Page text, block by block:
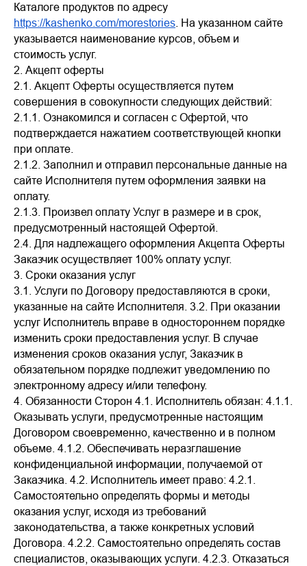
Каталоге продуктов по адресу
https://kashenko.com/morestories . На указанном сайте
указывается наименование курсов, объем и
стоимость услуг.
2. Акцепт оферты
2.1. Акцепт Оферты осуществляется путем
совершения в совокупности следующих действий:
2.1.1. Ознакомился и согласен с Офертой, что
подтверждается нажатием соответствующей кнопки
при оплате.
2.1.2. Заполнил и отправил персональные данные на
сайте Исполнителя путем оформления заявки на
оплату.
2.1.3. Произвел оплату Услуг в размере и в срок,
предусмотренный настоящей Офертой.
2.4. Для надлежащего оформления Акцепта Оферты
Заказчик осуществляет 100% оплату услуг.
3. Сроки оказания услуг
3.1. Услуги по Договору предоставляются в сроки,
указанные на сайте Исполнителя. 3.2. При оказании
услуг Исполнитель вправе в одностороннем порядке
изменить сроки предоставления услуг. В случае
изменения сроков оказания услуг, Заказчик в
обязательном порядке подлежит уведомлению по
электронному адресу и/или телефону.
4. Обязанности Сторон 4.1. Исполнитель обязан: 4.1.1.
Оказывать услуги, предусмотренные настоящим
Договором своевременно, качественно и в полном
объеме. 4.1.2. Обеспечивать неразглашение
конфиденциальной информации, получаемой от
Заказчика. 4.2. Исполнитель имеет право: 4.2.1.
Самостоятельно определять формы и методы
оказания услуг, исходя из требований
законодательства, а также конкретных условий
Договора. 4.2.2. Самостоятельно определять состав
специалистов, оказывающих услуги. 4.2.3. Отказаться